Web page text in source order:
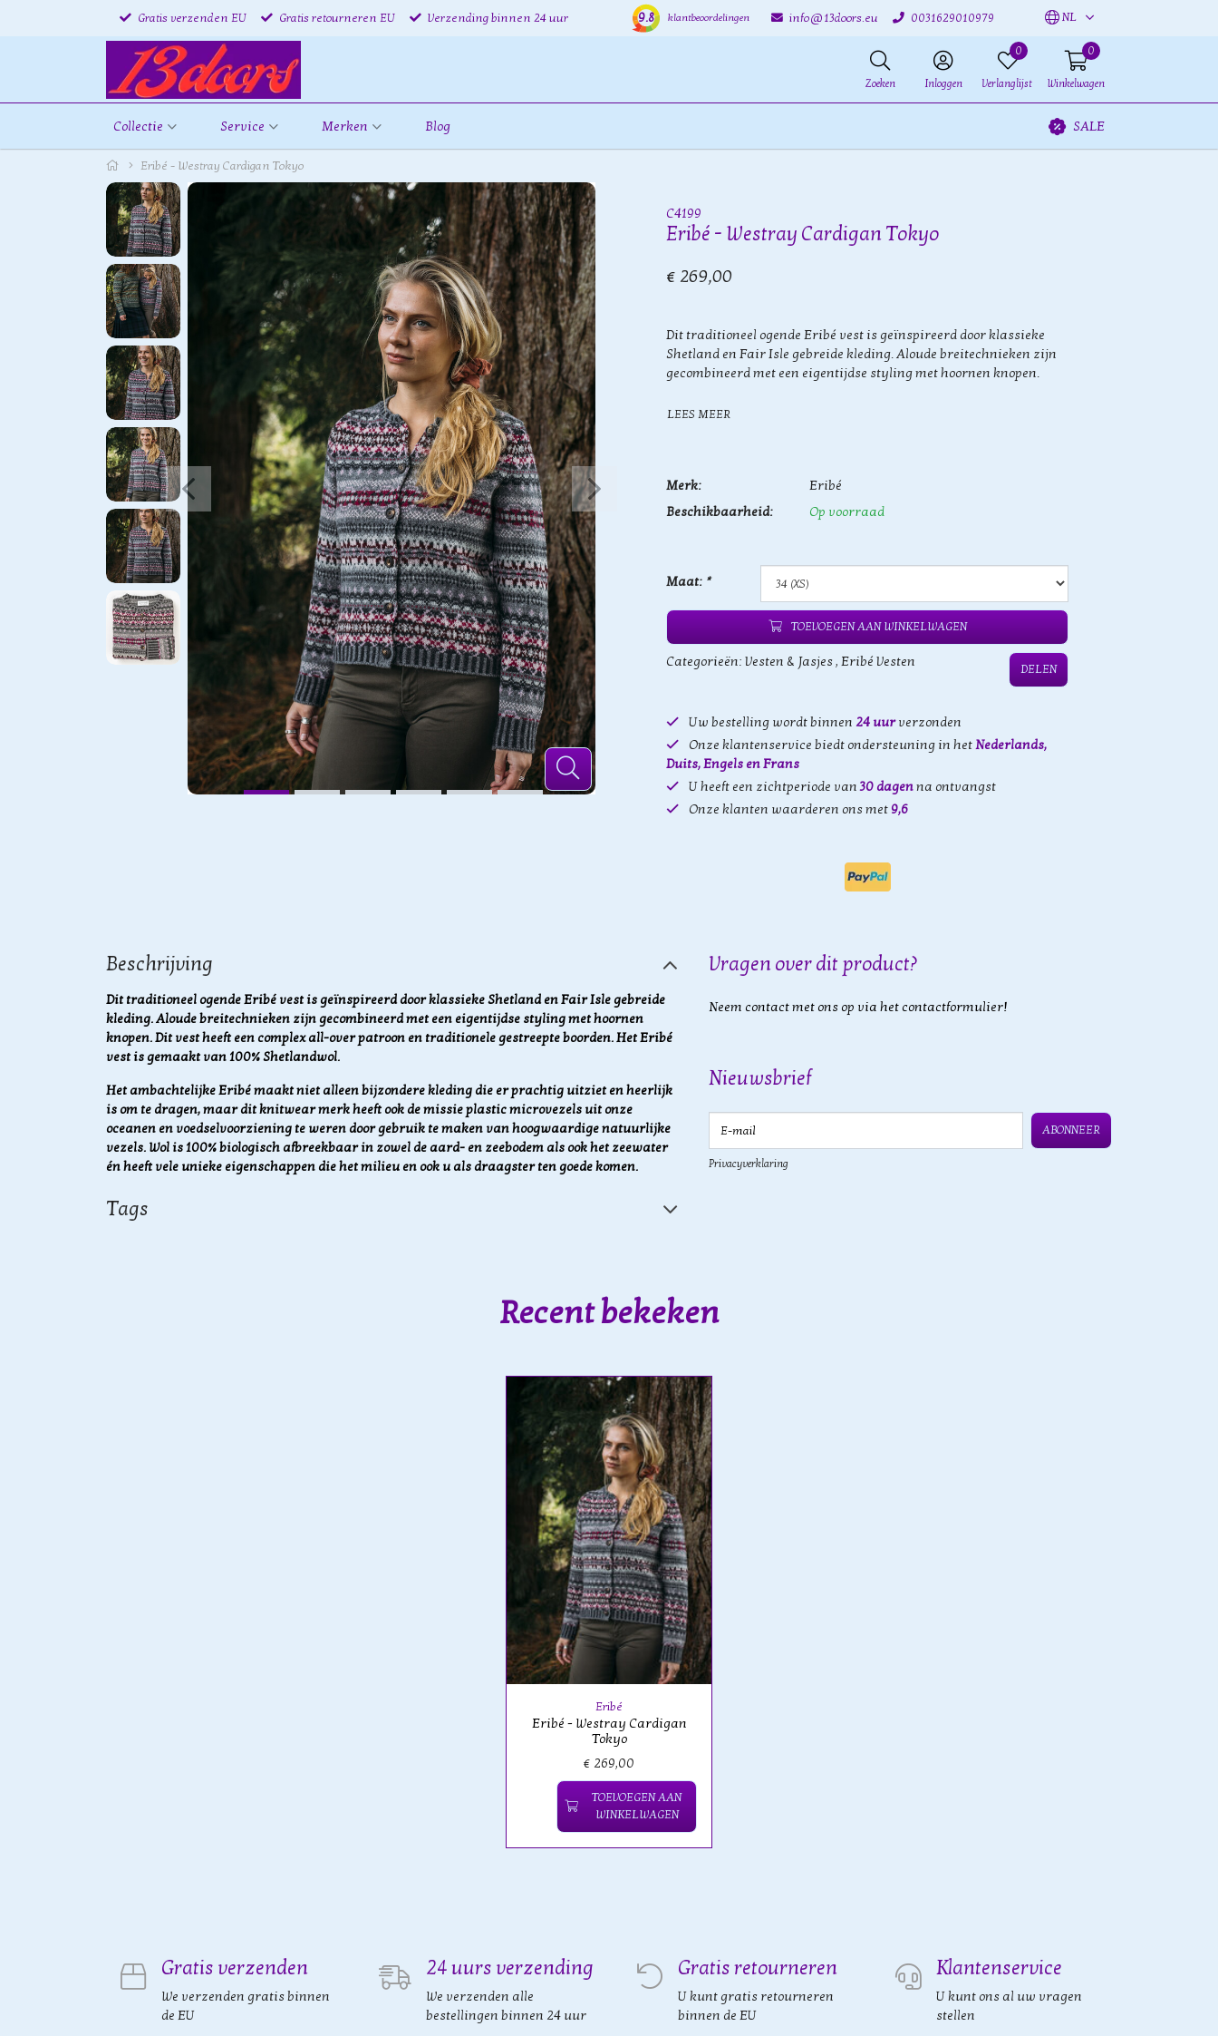
Gratis verzenden EU Gratis retourneren EU Verzending binnen 24 uur 9.8 klantbeoordelingen info@13doors.eu 0031629010979 NL
Zoeken Inloggen
0
Verlanglijst
0
Winkelwagen
Collectie Service Merken Blog SALE
Eribé - Westray Cardigan Tokyo
C4199
Eribé - Westray Cardigan Tokyo
€ 269,00
Dit traditioneel ogende Eribé vest is geïnspireerd door klassieke
Shetland en Fair Isle gebreide kleding. Aloude breitechnieken zijn
gecombineerd met een eigentijdse styling met hoornen knopen.
LEES MEER
Merk:
Eribé
Beschikbaarheid:
Op voorraad
Maat: *
TOEVOEGEN AAN WINKELWAGEN
Categorieën: Vesten & Jasjes, Eribé Vesten DELEN
Uw bestelling wordt binnen 24 uurverzonden
Onze klantenservice biedt ondersteuning in hetNederlands,
Duits, Engels en Frans
U heeft een zichtperiode van30 dagenna ontvangst
Onze klanten waarderen ons met 9,6
Beschrijving
Dit traditioneel ogende Eribé vest is geïnspireerd door klassieke Shetland en Fair Isle gebreide
kleding. Aloude breitechnieken zijn gecombineerd met een eigentijdse styling met hoornen
knopen. Dit vest heeft een complex all-over patroon en traditionele gestreepte boorden. Het Eribé
vest is gemaakt van 100% Shetlandwol.
Het ambachtelijke Eribé maakt niet alleen bijzondere kleding die er prachtig uitziet en heerlijk
is om te dragen, maar dit knitwear merk heeft ook de missie plastic microvezels uit onze
oceanen en voedselvoorziening te weren door gebruik te maken van hoogwaardige natuurlijke
vezels. Wol is 100% biologisch afbreekbaar in zowel de aard- en zeebodem als ook het zeewater
én heeft vele unieke eigenschappen die het milieu en ook u als draagster ten goede komen.
Tags
Vragen over dit product?
Neem contact met ons op via het contactformulier!
Nieuwsbrief
E-mail
ABONNEER
Privacyverklaring
Recent bekeken
Eribé
Eribé - Westray Cardigan
Tokyo
€ 269,00
TOEVOEGEN AAN
WINKELWAGEN
Gratis verzenden
We verzenden gratis binnen
de EU
24 uurs verzending
We verzenden alle
bestellingen binnen 24 uur
Gratis retourneren
U kunt gratis retourneren
binnen de EU
Klantenservice
U kunt ons al uw vragen
stellen